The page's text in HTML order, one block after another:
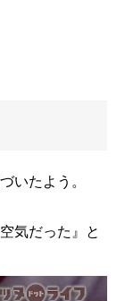
いたよう。
気だった』と